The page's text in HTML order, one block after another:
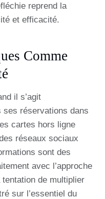
reprend la
et efficacité.
Comme
il s’agit
ses réservations dans
cartes hors ligne
réseaux sociaux
sont des
avec l’approche
de multiplier
sur l’essentiel du